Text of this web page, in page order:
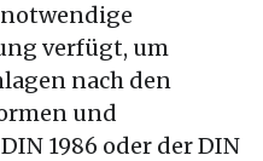
verfügt, um
nach den
und
1986 oder der DIN